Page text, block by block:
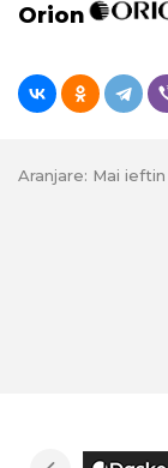
Orion
Aranjare: